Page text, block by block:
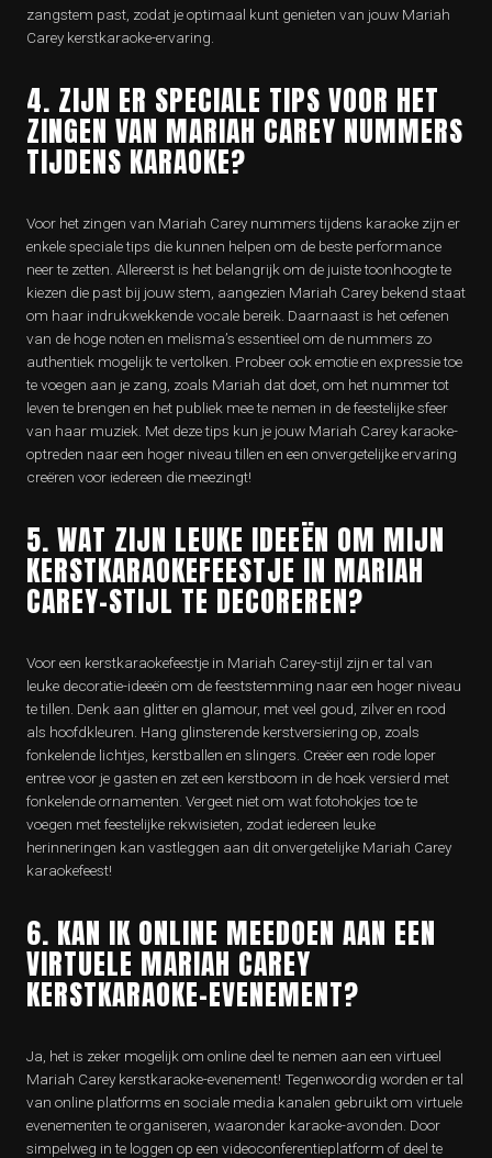
zangstem past, zodat je optimaal kunt genieten van jouw Mariah
Carey kerstkaraoke-ervaring.
4. ZIJN ER SPECIALE TIPS VOOR HET
ZINGEN VAN MARIAH CAREY NUMMERS
TIJDENS KARAOKE?
Voor het zingen van Mariah Carey nummers tijdens karaoke zijn er
enkele speciale tips die kunnen helpen om de beste performance
neer te zetten. Allereerst is het belangrijk om de juiste toonhoogte te
kiezen die past bij jouw stem, aangezien Mariah Carey bekend staat
om haar indrukwekkende vocale bereik. Daarnaast is het oefenen
van de hoge noten en melisma’s essentieel om de nummers zo
authentiek mogelijk te vertolken. Probeer ook emotie en expressie toe
te voegen aan je zang, zoals Mariah dat doet, om het nummer tot
leven te brengen en het publiek mee te nemen in de feestelijke sfeer
van haar muziek. Met deze tips kun je jouw Mariah Carey karaoke-
optreden naar een hoger niveau tillen en een onvergetelijke ervaring
creëren voor iedereen die meezingt!
5. WAT ZIJN LEUKE IDEEËN OM MIJN
KERSTKARAOKEFEESTJE IN MARIAH
CAREY-STIJL TE DECOREREN?
Voor een kerstkaraokefeestje in Mariah Carey-stijl zijn er tal van
leuke decoratie-ideeën om de feeststemming naar een hoger niveau
te tillen. Denk aan glitter en glamour, met veel goud, zilver en rood
als hoofdkleuren. Hang glinsterende kerstversiering op, zoals
fonkelende lichtjes, kerstballen en slingers. Creëer een rode loper
entree voor je gasten en zet een kerstboom in de hoek versierd met
fonkelende ornamenten. Vergeet niet om wat fotohokjes toe te
voegen met feestelijke rekwisieten, zodat iedereen leuke
herinneringen kan vastleggen aan dit onvergetelijke Mariah Carey
karaokefeest!
6. KAN IK ONLINE MEEDOEN AAN EEN
VIRTUELE MARIAH CAREY
KERSTKARAOKE-EVENEMENT?
Ja, het is zeker mogelijk om online deel te nemen aan een virtueel
Mariah Carey kerstkaraoke-evenement! Tegenwoordig worden er tal
van online platforms en sociale media kanalen gebruikt om virtuele
evenementen te organiseren, waaronder karaoke-avonden. Door
simpelweg in te loggen op een videoconferentieplatform of deel te